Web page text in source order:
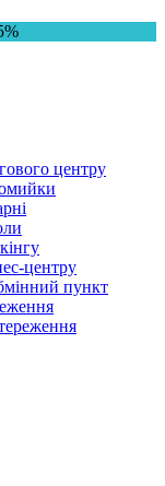
центру
центру
пункт